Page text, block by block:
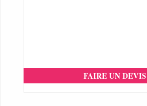
FAIRE UN DEVIS